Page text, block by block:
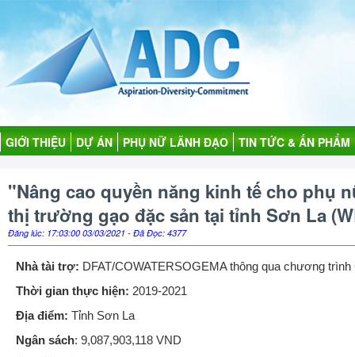
GIỚI THIỆU DỰ ÁN PHỤ NỮ LÃNH ĐẠO TIN TỨC & ẤN PHẨM
"Nâng cao quyền năng kinh tế cho phụ
thị trường gạo đặc sản tại tỉnh Sơn La
Đăng lúc: 17:03:00 03/03/2021 - Đã Đọc: 4377
Nhà tài trợ: DFAT/COWATERSOGEMA thông qua chương trình
Thời gian thực hiện: 2019-2021
Địa điểm: Tỉnh Sơn La
Ngân sách: 9,087,903,118 VND